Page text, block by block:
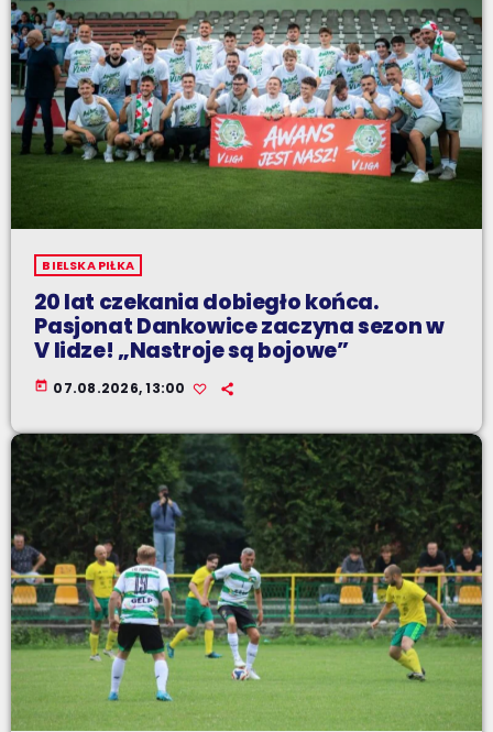
BIELSKA PIŁKA
20 lat czekania dobiegło końca.
Pasjonat Dankowice zaczyna sezon w
V lidze! „Nastroje są bojowe”
today 07.08.2026, 13:00